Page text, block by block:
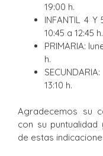
19:00 h.
INFANTIL 4
10:45 a 12:45 h.
PRIMARIA:
h.
13:10 h.
Agradecemos su
con su
de estas